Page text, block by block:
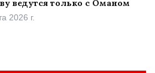
ведутся только с Оманом
2026 г.